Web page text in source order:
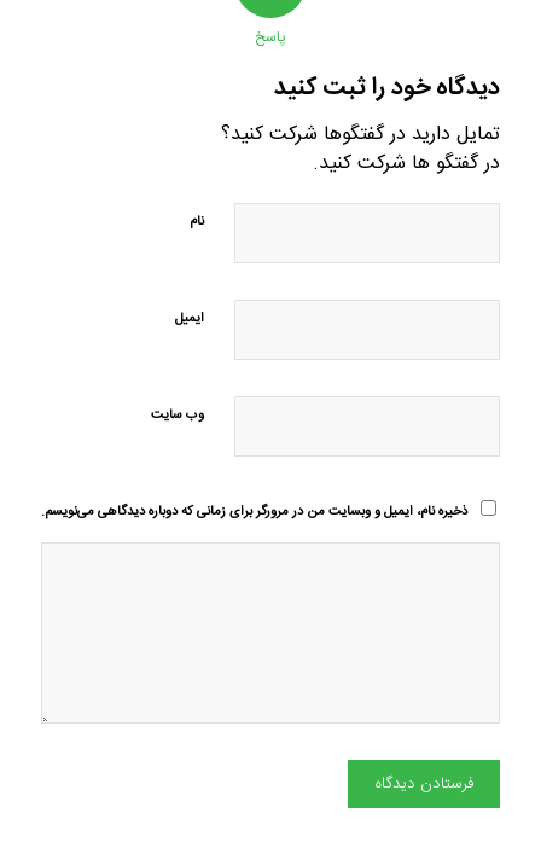
پاسخ
دیدگاه خود را ثبت کنید
تمایل دارید در گفتگوها شرکت کنید؟
در گفتگو ها شرکت کنید.
نام
ایمیل
وب‌ سایت
ذخیره نام، ایمیل و وبسایت من در مرورگر برای زمانی که دوباره دیدگاهی می‌نویسم.